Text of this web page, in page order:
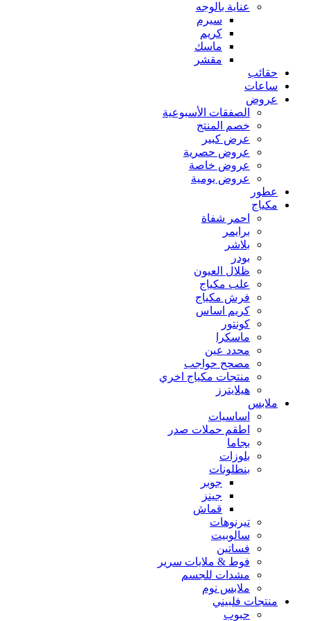
عناية بالوجه
سيرم
كريم
ماسك
مقشر
حقائب
ساعات
عروض
الصفقات الأسبوعية
خصم المنتج
عرض كبير
عروض حصرية
عروض خاصة
عروض يومية
عطور
مكياج
احمر شفاة
برايمر
بلاشر
بودر
ظلال العيون
علب مكياج
فرش مكياج
كريم اساس
كونتور
ماسكرا
محدد عين
مصحح حواجب
منتجات مكياج اخري
هيلايترز
ملابس
اساسيات
اطقم حملات صدر
بجاما
بلوزات
بنطلونات
جوبر
جينز
قماش
تيرنوهات
سالوبيت
فساتين
فوط & ملايات سرير
مشدات للجسم
ملابس نوم
منتجات فلبيني
حبوب